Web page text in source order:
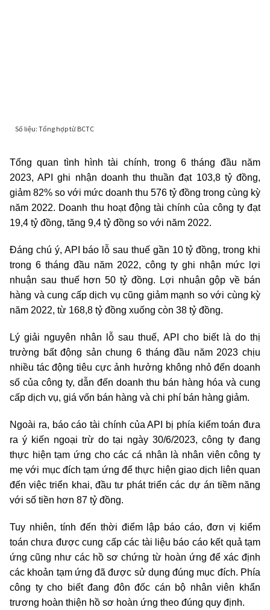
Tổng quan tình hình tài chính, trong 6 tháng đầu năm
2023, API ghi nhận doanh thu thuần đạt 103,8 tỷ đồng,
giảm 82% so với mức doanh thu 576 tỷ đồng trong cùng kỳ
năm 2022. Doanh thu hoạt động tài chính của công ty đạt
19,4 tỷ đồng, tăng 9,4 tỷ đồng so với năm 2022.
Đáng chú ý, API báo lỗ sau thuế gần 10 tỷ đồng, trong khi
trong 6 tháng đầu năm 2022, công ty ghi nhận mức lợi
nhuận sau thuế hơn 50 tỷ đồng. Lợi nhuận gộp về bán
hàng và cung cấp dịch vụ cũng giảm mạnh so với cùng kỳ
năm 2022, từ 168,8 tỷ đồng xuống còn 38 tỷ đồng.
Lý giải nguyên nhân lỗ sau thuế, API cho biết là do thị
trường bất động sản chung 6 tháng đầu năm 2023 chịu
nhiều tác động tiêu cực ảnh hưởng không nhỏ đến doanh
số của công ty, dẫn đến doanh thu bán hàng hóa và cung
cấp dịch vụ, giá vốn bán hàng và chi phí bán hàng giảm.
Ngoài ra, báo cáo tài chính của API bị phía kiểm toán đưa
ra ý kiến ngoại trừ do tại ngày 30/6/2023, công ty đang
thực hiện tạm ứng cho các cá nhân là nhân viên công ty
mẹ với mục đích tạm ứng để thực hiện giao dịch liên quan
đến việc triển khai, đầu tư phát triển các dự án tiềm năng
với số tiền hơn 87 tỷ đồng.
Tuy nhiên, tính đến thời điểm lập báo cáo, đơn vị kiểm
toán chưa được cung cấp các tài liệu báo cáo kết quả tạm
ứng cũng như các hồ sơ chứng từ hoàn ứng để xác định
các khoản tạm ứng đã được sử dụng đúng mục đích. Phía
công ty cho biết đang đôn đốc cán bộ nhân viên khẩn
trương hoàn thiện hồ sơ hoàn ứng theo đúng quy định.